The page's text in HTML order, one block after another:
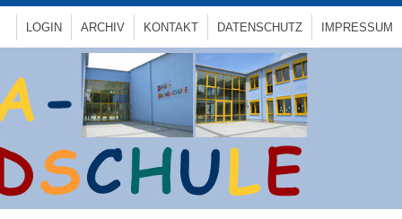
IMPRESSUM
DATENSCHUTZ
KONTAKT
ARCHIV
LOGIN